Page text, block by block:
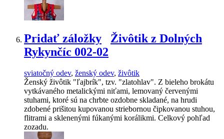
Pridať záložky
Živôtik z Dolných
Rykynčíc 002-02
sviatočný odev, ženský odev, živôtik
Ženský živôtik "ľajbrík", tzv. "zlatohlav". Z bieleho brokátu
vytkávaného metalickými niťami, lemovaný červenými
stuhami, ktoré sú na chrbte ozdobne skladané, na hrudi
zdobené prišitou kupovanou striebornou čipkovanou stuhou,
flitrami a sklenenými fúkanými korálikmi. Celkový pohľad
zozadu.